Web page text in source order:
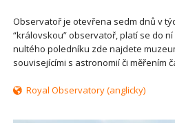
Observatoř je otevřena sedm dnů v
“královskou” observatoř, platí se do
nultého poledníku zde najdete
souvisejícími s astronomií či měřením
Royal Observatory (anglicky)